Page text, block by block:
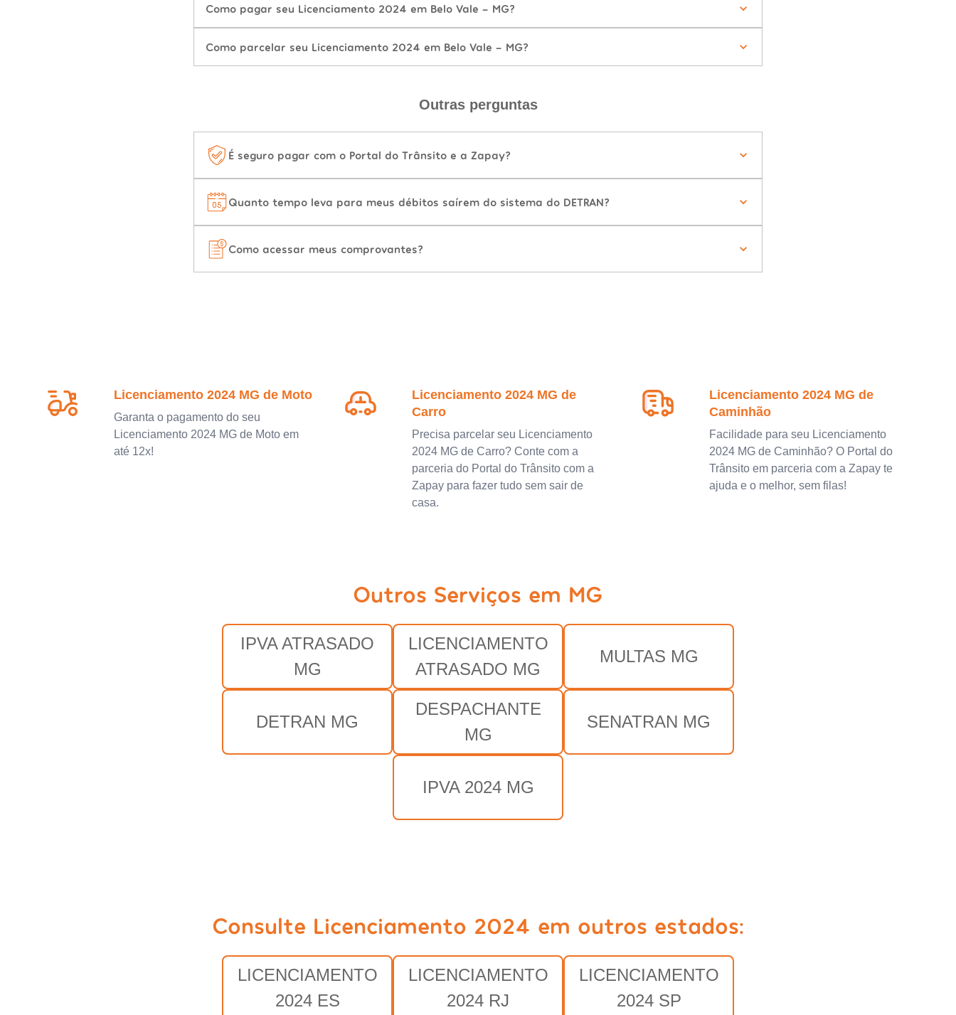
Como pagar seu Licenciamento 2024 em Belo Vale - MG?
Como parcelar seu Licenciamento 2024 em Belo Vale - MG?
Outras perguntas
É seguro pagar com o Portal do Trânsito e a Zapay?
Quanto tempo leva para meus débitos saírem do sistema do DETRAN?
Como acessar meus comprovantes?
Licenciamento 2024 MG de Moto
Garanta o pagamento do seu
Licenciamento 2024 MG de Moto em
até 12x!
Licenciamento 2024 MG de
Carro
Precisa parcelar seu Licenciamento
2024 MG de Carro? Conte com a
parceria do Portal do Trânsito com a
Zapay para fazer tudo sem sair de
casa.
Licenciamento 2024 MG de
Caminhão
Facilidade para seu Licenciamento
2024 MG de Caminhão? O Portal do
Trânsito em parceria com a Zapay te
ajuda e o melhor, sem filas!
Outros Serviços em MG
IPVA ATRASADO
MG
LICENCIAMENTO
ATRASADO MG
MULTAS MG
DETRAN MG
DESPACHANTE
MG
SENATRAN MG
IPVA 2024 MG
Consulte Licenciamento 2024 em outros estados:
LICENCIAMENTO
2024 ES
LICENCIAMENTO
2024 RJ
LICENCIAMENTO
2024 SP